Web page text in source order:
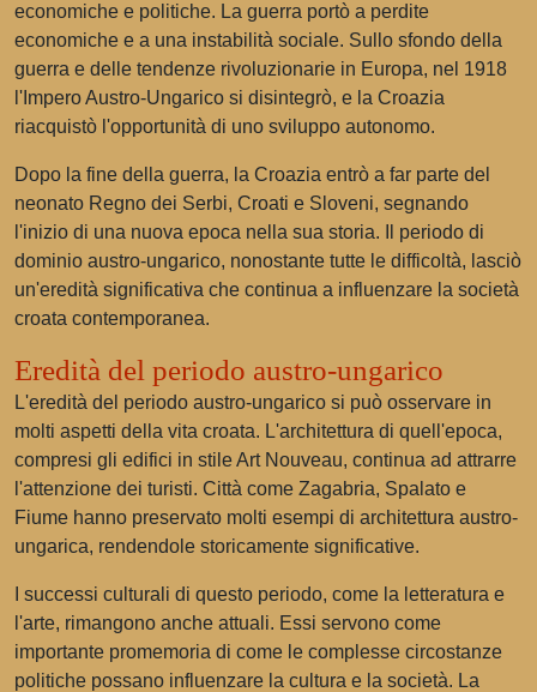
economiche e politiche. La guerra portò a perdite
economiche e a una instabilità sociale. Sullo sfondo della
guerra e delle tendenze rivoluzionarie in Europa, nel 1918
l'Impero Austro-Ungarico si disintegrò, e la Croazia
riacquistò l'opportunità di uno sviluppo autonomo.
Dopo la fine della guerra, la Croazia entrò a far parte del
neonato Regno dei Serbi, Croati e Sloveni, segnando
l'inizio di una nuova epoca nella sua storia. Il periodo di
dominio austro-ungarico, nonostante tutte le difficoltà, lasciò
un'eredità significativa che continua a influenzare la società
croata contemporanea.
Eredità del periodo austro-ungarico
L'eredità del periodo austro-ungarico si può osservare in
molti aspetti della vita croata. L'architettura di quell'epoca,
compresi gli edifici in stile Art Nouveau, continua ad attrarre
l'attenzione dei turisti. Città come Zagabria, Spalato e
Fiume hanno preservato molti esempi di architettura austro-
ungarica, rendendole storicamente significative.
I successi culturali di questo periodo, come la letteratura e
l'arte, rimangono anche attuali. Essi servono come
importante promemoria di come le complesse circostanze
politiche possano influenzare la cultura e la società. La